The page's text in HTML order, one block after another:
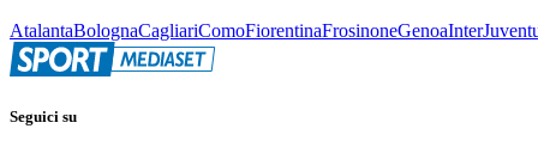
AtalantaBolognaCagliariComoFiorentinaFrosinoneGenoaInter
Seguici su